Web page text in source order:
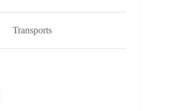
Transports